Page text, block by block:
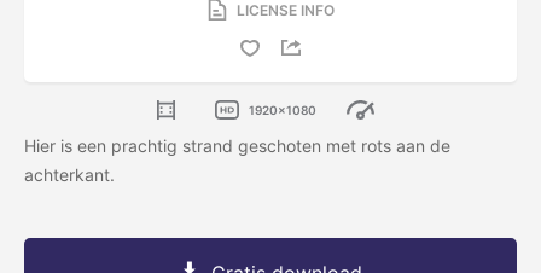
LICENSE INFO
1920x1080
Hier is een prachtig strand geschoten met rots aan de
achterkant.